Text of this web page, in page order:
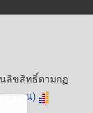
ลิขสิทธิ์ตามกฏ
มหาชน)